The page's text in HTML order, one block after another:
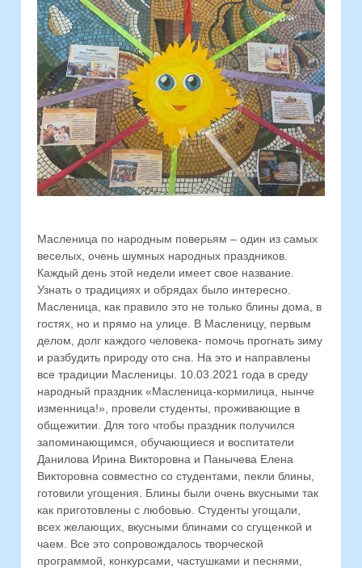
Масленица по народным поверьям – один из самых
веселых, очень шумных народных праздников.
Каждый день этой недели имеет свое название.
Узнать о традициях и обрядах было интересно.
Масленица, как правило это не только блины дома, в
гостях, но и прямо на улице. В Масленицу, первым
делом, долг каждого человека- помочь прогнать зиму
и разбудить природу ото сна. На это и направлены
все традиции Масленицы. 10.03.2021 года в среду
народный праздник «Масленица-кормилица, нынче
изменница!», провели студенты, проживающие в
общежитии. Для того чтобы праздник получился
запоминающимся, обучающиеся и воспитатели
Данилова Ирина Викторовна и Панычева Елена
Викторовна совместно со студентами, пекли блины,
готовили угощения. Блины были очень вкусными так
как приготовлены с любовью. Студенты угощали,
всех желающих, вкусными блинами со сгущенкой и
чаем. Все это сопровождалось творческой
программой, конкурсами, частушками и песнями,